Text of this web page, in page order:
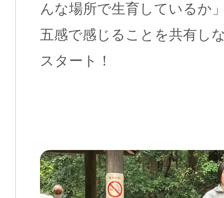
んな場所で生育しているか
五感で感じることを共有し
スタート！